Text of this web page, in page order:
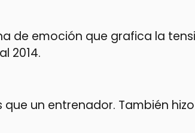
de emoción que grafica la
2014.
un entrenador. También hizo